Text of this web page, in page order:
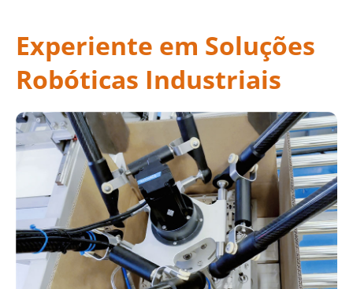
Experiente em Soluções
Robóticas Industriais